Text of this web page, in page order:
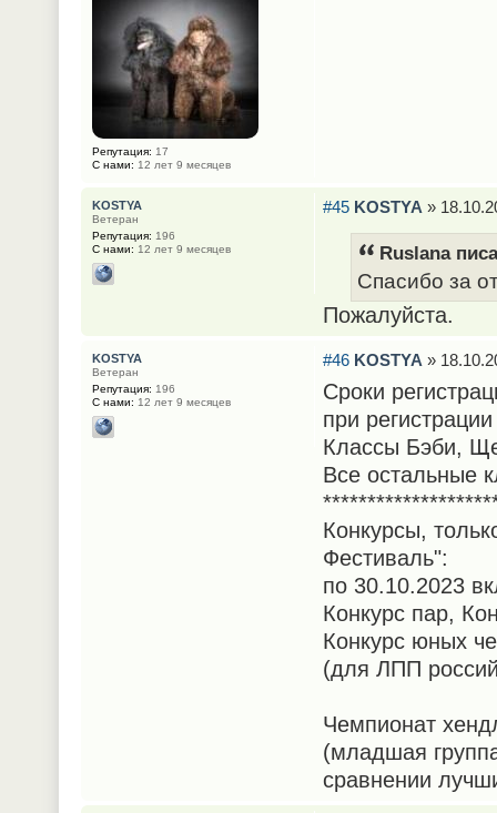
Репутация: 17
С нами: 12 лет 9 месяцев
#45 KOSTYA»
Ruslana
Спасибо за
Пожалуйста.
KOSTYA
Ветеран
Репутация: 196
С нами: 12 лет 9 месяцев
#46 KOSTYA »
Сроки
при
Классы Бэби,
Все остальные
Конкурсы,
Фестиваль":
по 30.10.2023
Конкурс пар,
Конкурс юных
(для ЛПП
Чемпионат
(младшая
сравнении
KOSTYA
Ветеран
Репутация: 196
С нами: 12 лет 9 месяцев